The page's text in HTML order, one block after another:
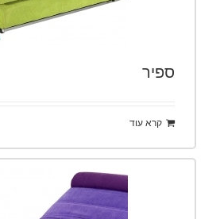
ספיר
קרא עוד